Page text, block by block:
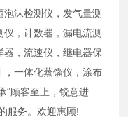
沫检测仪，发气量测
，计数器，漏电流测
，流速仪，继电器保
，一体化蒸馏仪，涂布
“顾客至上，锐意进
服务。欢迎惠顾!